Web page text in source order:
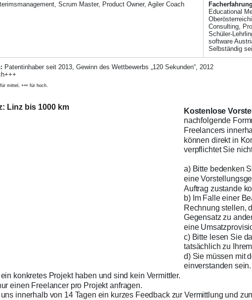
Scrum Master, Product Owner, Agiler Coach
Educational
Consulting,
Schüler-
software
Selbständig
Patentinhaber seit 2013, Gewinn des Wettbewerbs „120 Sekunden“, 2012
mittel, +++ für hoch.
Linz bis 1000 km Kostenlose
nachfolgende
Freelancers
können direkt in
verpflichtet Sie
a) Bitte bedenken
eine
Auftrag zustande
b) Im Falle einer
Rechnung stellen,
Gegensatz zu
eine
c) Bitte lesen Sie
tatsächlich zu
d) Sie müssen mit
einverstanden sein.
konkretes Projekt haben und sind kein Vermittler.
einen Freelancer pro Projekt anfragen.
innerhalb von 14 Tagen ein kurzes Feedback zur Vermittlung und